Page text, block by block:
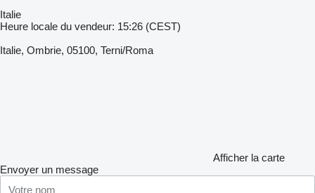
Italie
Heure locale du vendeur: 15:26 (CEST)
Italie, Ombrie, 05100, Terni/Roma
Afficher la carte
Envoyer un message